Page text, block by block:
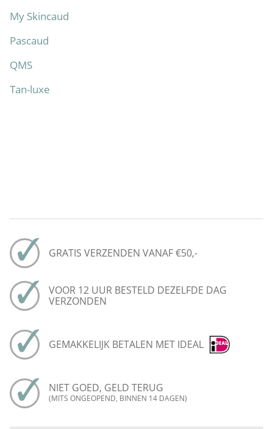
My Skincaud
Pascaud
QMS
Tan-luxe
GRATIS VERZENDEN VANAF €50,-
VOOR 12 UUR BESTELD DEZELFDE DAG
VERZONDEN
GEMAKKELIJK BETALEN MET IDEAL
NIET GOED, GELD TERUG
(MITS ONGEOPEND, BINNEN 14 DAGEN)